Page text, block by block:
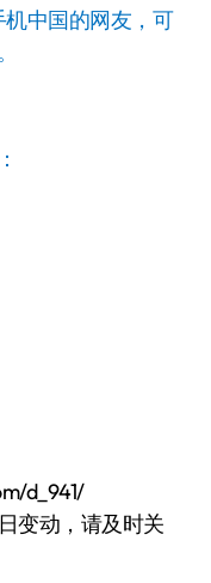
中国的网友，可
d_941/
变动，请及时关